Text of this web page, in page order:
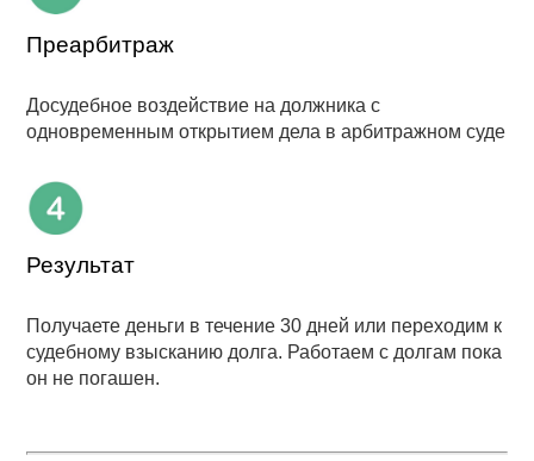
Преарбитраж
Досудебное воздействие на должника с
одновременным открытием дела в арбитражном суде
Результат
Получаете деньги в течение 30 дней или переходим к
судебному взысканию долга. Работаем с долгам пока
он не погашен.